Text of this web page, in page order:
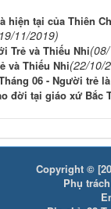
hiện tại của Thiên
11/2019)
Trẻ và Thiếu Nhi
và Thiếu Nhi(22/10/
06 - Người trẻ
đời tại giáo xứ Bắc
Copyright ©
Phụ